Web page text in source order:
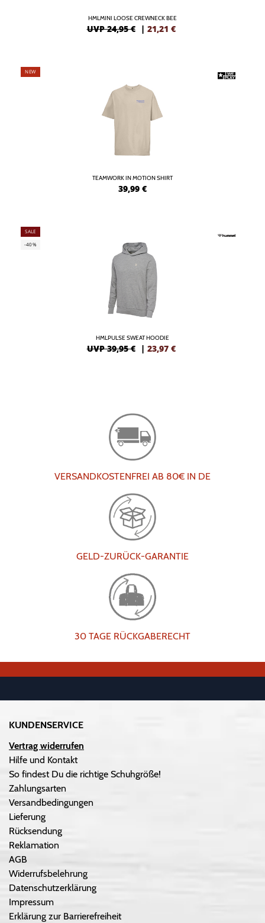
HMLMINI LOOSE CREWNECK BEE
UVP 24,95 € | 21,21 €
NEW
TEAMWORK IN MOTION SHIRT
39,99 €
SALE
-40%
HMLPULSE SWEAT HOODIE
UVP 39,95 € | 23,97 €
VERSANDKOSTENFREI AB 80€ IN DE
GELD-ZURÜCK-GARANTIE
30 TAGE RÜCKGABERECHT
KUNDENSERVICE
Vertrag widerrufen
Hilfe und Kontakt
So findest Du die richtige Schuhgröße!
Zahlungsarten
Versandbedingungen
Lieferung
Rücksendung
Reklamation
AGB
Widerrufsbelehrung
Datenschutzerklärung
Impressum
Erklärung zur Barrierefreiheit